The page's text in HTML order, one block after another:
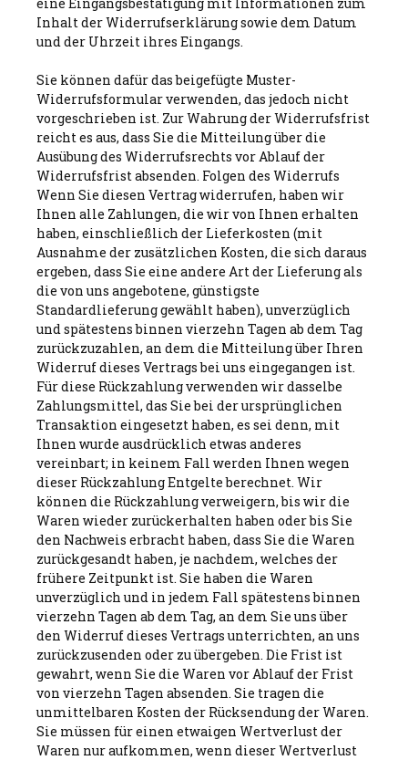
Inhalt der Widerrufserklärung sowie dem Datum
und der Uhrzeit ihres Eingangs.
Sie können dafür das beigefügte Muster-
Widerrufsformular verwenden, das jedoch nicht
vorgeschrieben ist. Zur Wahrung der Widerrufsfrist
reicht es aus, dass Sie die Mitteilung über die
Ausübung des Widerrufsrechts vor Ablauf der
Widerrufsfrist absenden. Folgen des Widerrufs
Wenn Sie diesen Vertrag widerrufen, haben wir
Ihnen alle Zahlungen, die wir von Ihnen erhalten
haben, einschließlich der Lieferkosten (mit
Ausnahme der zusätzlichen Kosten, die sich daraus
ergeben, dass Sie eine andere Art der Lieferung als
die von uns angebotene, günstigste
Standardlieferung gewählt haben), unverzüglich
und spätestens binnen vierzehn Tagen ab dem Tag
zurückzuzahlen, an dem die Mitteilung über Ihren
Widerruf dieses Vertrags bei uns eingegangen ist.
Für diese Rückzahlung verwenden wir dasselbe
Zahlungsmittel, das Sie bei der ursprünglichen
Transaktion eingesetzt haben, es sei denn, mit
Ihnen wurde ausdrücklich etwas anderes
vereinbart; in keinem Fall werden Ihnen wegen
dieser Rückzahlung Entgelte berechnet. Wir
können die Rückzahlung verweigern, bis wir die
Waren wieder zurückerhalten haben oder bis Sie
den Nachweis erbracht haben, dass Sie die Waren
zurückgesandt haben, je nachdem, welches der
frühere Zeitpunkt ist. Sie haben die Waren
unverzüglich und in jedem Fall spätestens binnen
vierzehn Tagen ab dem Tag, an dem Sie uns über
den Widerruf dieses Vertrags unterrichten, an uns
zurückzusenden oder zu übergeben. Die Frist ist
gewahrt, wenn Sie die Waren vor Ablauf der Frist
von vierzehn Tagen absenden. Sie tragen die
unmittelbaren Kosten der Rücksendung der Waren.
Sie müssen für einen etwaigen Wertverlust der
Waren nur aufkommen, wenn dieser Wertverlust